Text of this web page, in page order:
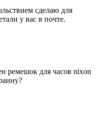
сделаю для
у вас в почте.
ремешок для часов nixon